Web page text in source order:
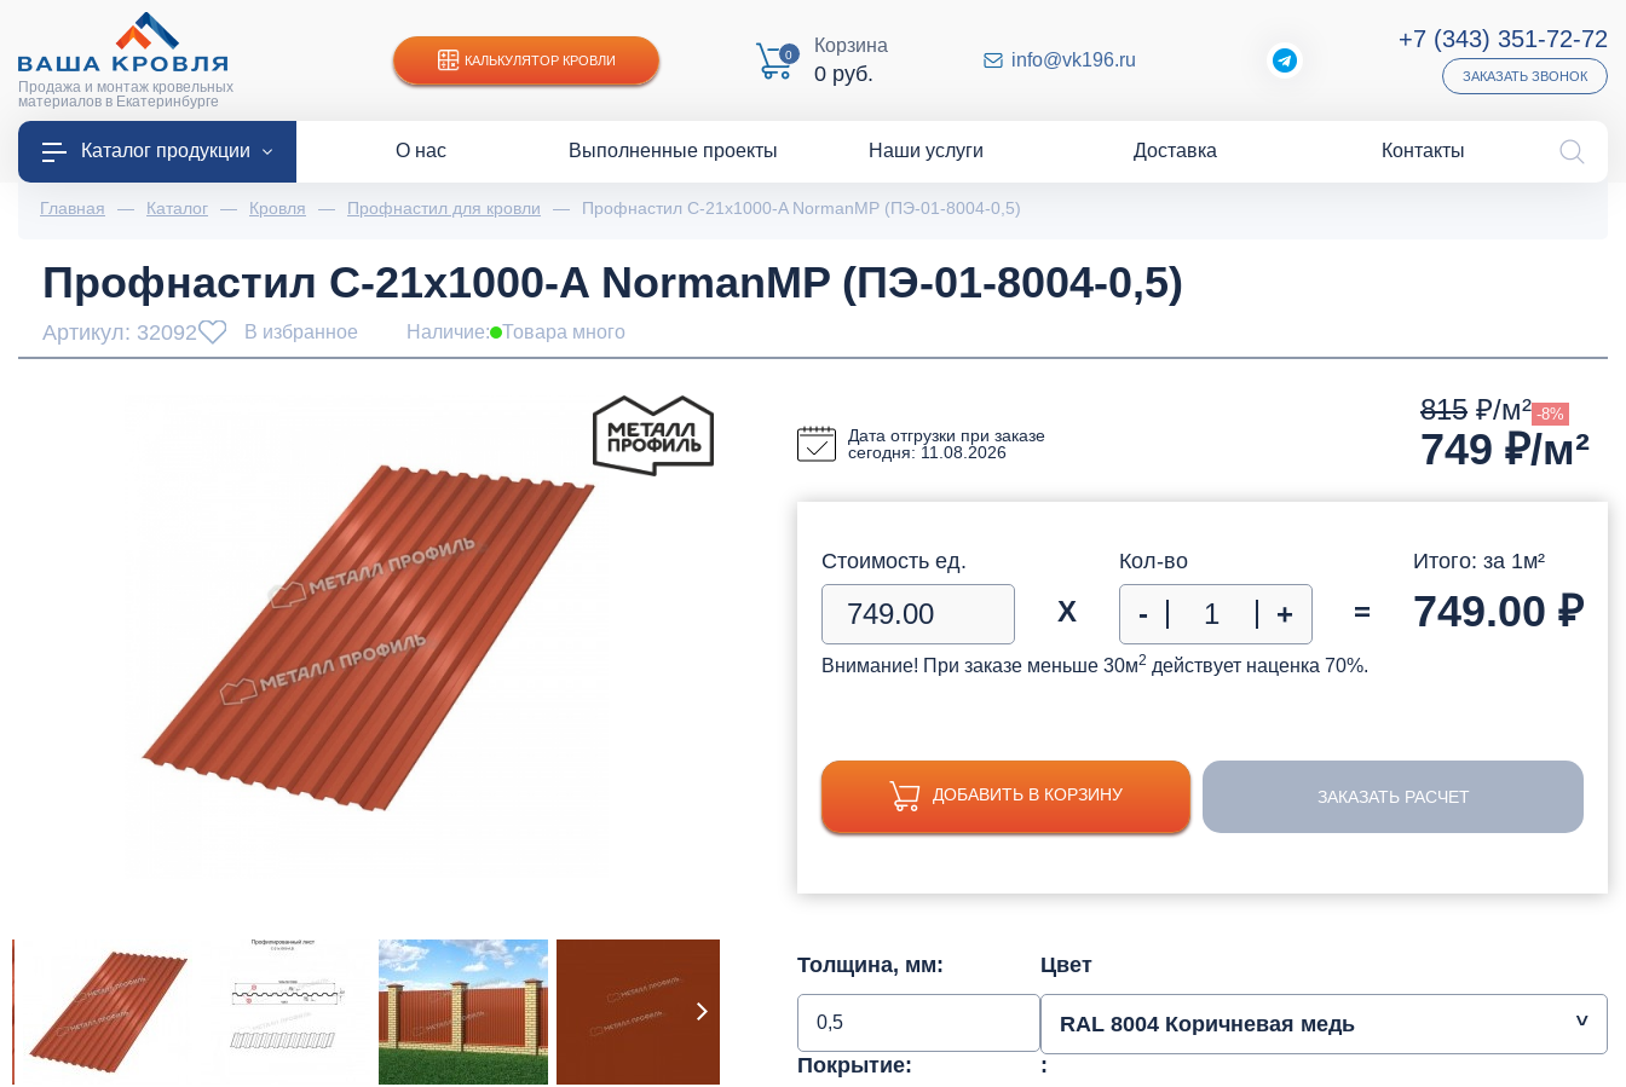
Продажа и монтаж кровельных
материалов в Екатеринбурге
КАЛЬКУЛЯТОР КРОВЛИ 0 Корзина
0 руб.
info@vk196.ru
+7 (343) 351-72-72
ЗАКАЗАТЬ ЗВОНОК
Каталог продукции О нас Выполненные проекты Наши услуги Доставка Контакты
Главная — Каталог — Кровля — Профнастил для кровли — Профнастил С-21x1000-A NormanMP (ПЭ-01-8004-0,5)
Профнастил С-21x1000-A NormanMP (ПЭ-01-8004-0,5)
Артикул: 32092 В избранное Наличие: Товара много
Дата отгрузки при заказе
сегодня: 11.08.2026
815 ₽/м² -8%
749 ₽/м²
Стоимость ед.
Х
Кол-во
- + =
Итого: за 1м²
749.00 ₽
Внимание! При заказе меньше 30м2 действует наценка 70%.
ДОБАВИТЬ В КОРЗИНУ ЗАКАЗАТЬ РАСЧЕТ
Толщина, мм:
0,5
Цвет
RAL 8004 Коричневая медь
Покрытие:
: